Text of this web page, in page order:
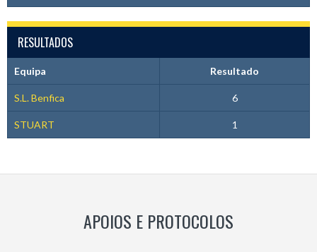
RESULTADOS
Equipa Resultado
S.L. Benfica 6
STUART 1
APOIOS E PROTOCOLOS